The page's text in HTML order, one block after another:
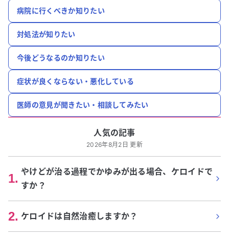
病院に行くべきか知りたい
対処法が知りたい
今後どうなるのか知りたい
症状が良くならない・悪化している
医師の意見が聞きたい・相談してみたい
人気の記事
2026年8月2日 更新
1. やけどが治る過程でかゆみが出る場合、ケロイドで
すか？
2. ケロイドは自然治癒しますか？